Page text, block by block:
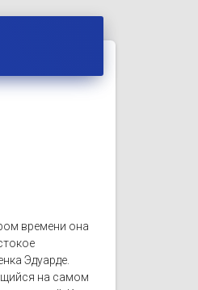
времени она
Эдуарде.
на самом